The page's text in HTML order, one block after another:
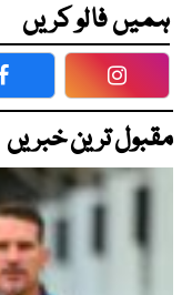
ہمیں فالو کریں
Facebook
مقبول ترین خبریں